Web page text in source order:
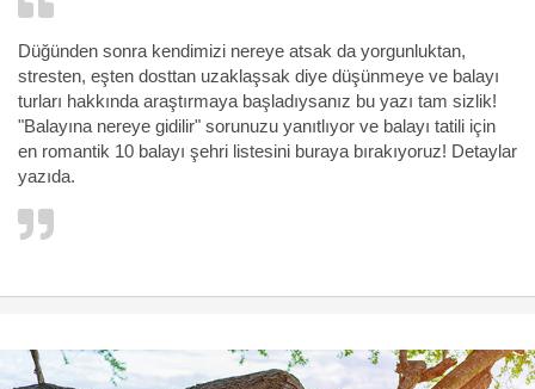
Düğünden sonra kendimizi nereye atsak da yorgunluktan,
stresten, eşten dosttan uzaklaşsak diye düşünmeye ve balayı
turları hakkında araştırmaya başladıysanız bu yazı tam sizlik!
"Balayına nereye gidilir" sorunuzu yanıtlıyor ve balayı tatili için
en romantik 10 balayı şehri listesini buraya bırakıyoruz! Detaylar
yazıda.